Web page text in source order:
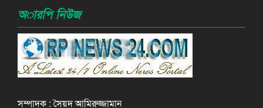
অারপি নিউজ
সম্পাদক : সৈয়দ আমিরুজ্জামান